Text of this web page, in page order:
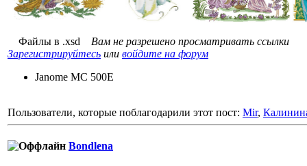
Файлы в .xsd Вам не разрешено просматривать ссылки
Зарегистрируйтесь или войдите на форум
Janome MC 500E
Пользователи, которые поблагодарили этот пост: Mir,
Bondlena